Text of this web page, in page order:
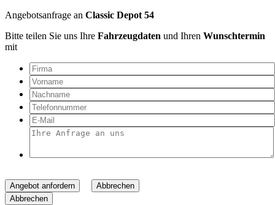
Angebotsanfrage an Classic Depot 54
Bitte teilen Sie uns Ihre Fahrzeugdaten und Ihren Wunschtermin
mit
Angebot anfordern
Abbrechen
Abbrechen